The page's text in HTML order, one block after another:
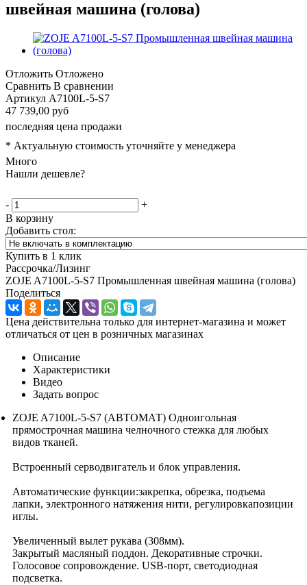
швейная машина (голова)
Отложить Отложено
Сравнить В сравнении
Артикул A7100L-5-S7
47 739,00 руб
последняя цена продажи
* Актуальную стоимость уточняйте у менеджера
Много
Нашли дешевле?
-
+
В корзину
Добавить стол:
Купить в 1 клик
Рассрочка/Лизинг
ZOJE A7100L-5-S7 Промышленная швейная машина (голова)
Поделиться
Цена действительна только для интернет-магазина и может
отличаться от цен в розничных магазинах
Описание
Характеристики
Видео
Задать вопрос
ZOJE A7100L-5-S7 (АВТОМАТ) Одноигольная
прямострочная машина челночного стежка для любых
видов тканей.
Встроенный серводвигатель и блок управления.
Автоматические функции:закрепка, обрезка, подъема
лапки, электронного натяжения нити, регулировкапозиции
иглы.
Увеличенный вылет рукава (308мм).
Закрытый масляный поддон. Декоративные строчки.
Голосовое сопровождение. USB-порт, светодиодная
подсветка.